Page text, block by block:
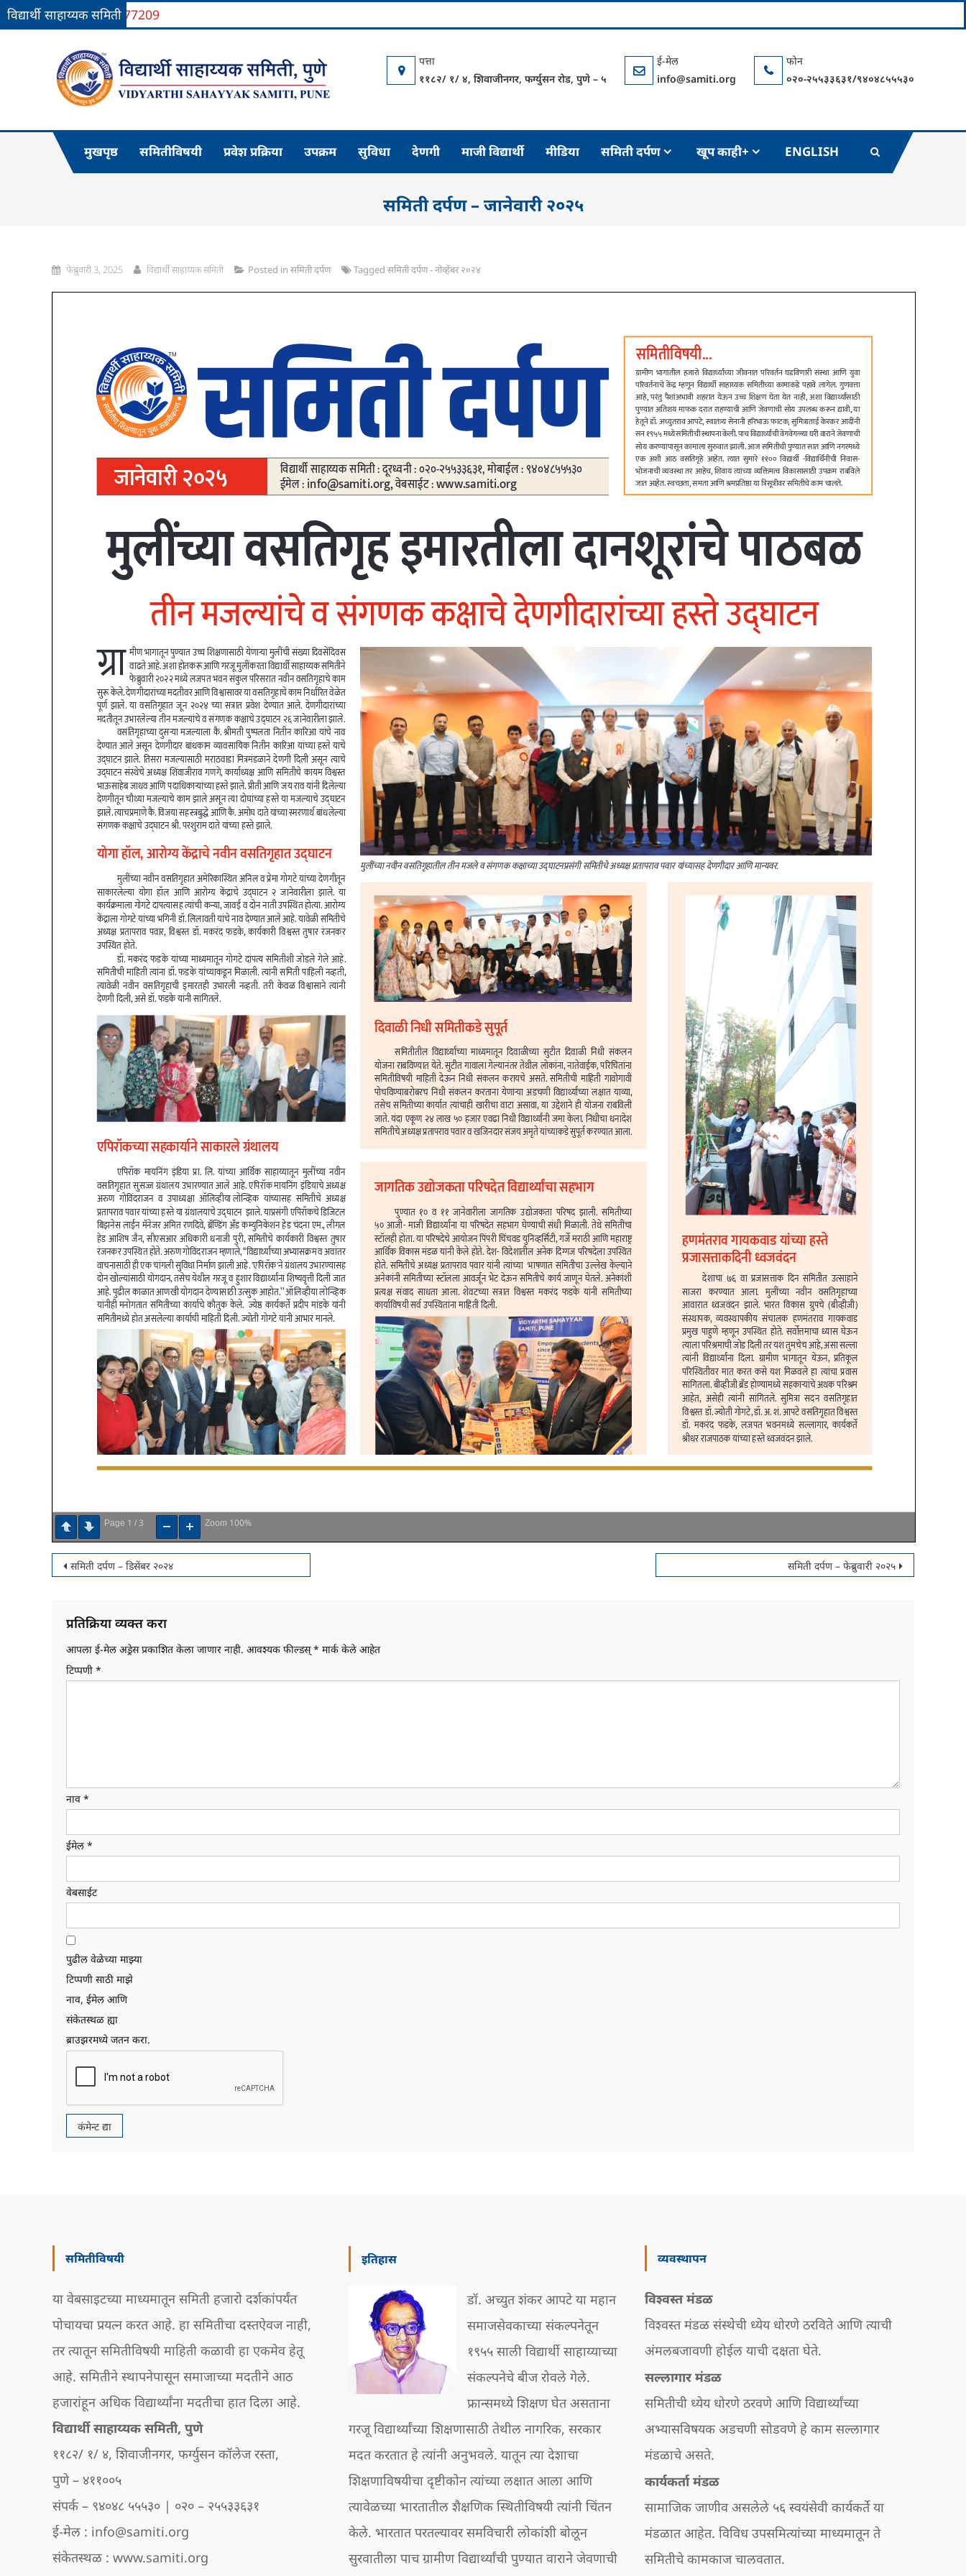
विद्यार्थी साहाय्यक समिती
चौकशी: 9730777209
विद्यार्थी साहाय्यक समिती
युवा परिवर्तनाचे केंद्र
११८२/ १/ ४, शिवाजीनगर, फर्ग्युसन रोड, पुणे – ५
info@samiti.org ०२०-२५५३३६३१/९४०४८५५५३०
मुखपृष्ठ समितीविषयी प्रवेश प्रक्रिया उपक्रम सुविधा देणगी माजी विद्यार्थी मीडिया समिती दर्पण खूप काही+ ENGLISH
समिती दर्पण – जानेवारी २०२५
फेब्रुवारी 3, 2025 विद्यार्थी साहाय्यक समिती Posted in समिती दर्पण Tagged समिती दर्पण - नोव्हेंबर २०२४
Page 1 / 3 Zoom 100%
पोस्टचे
समिती दर्पण – डिसेंबर २०२४ समिती दर्पण – फेब्रुवारी २०२५
प्रतिक्रिया व्यक्त करा
आपला ई-मेल अड्रेस प्रकाशित केला जाणार नाही. आवश्यक फील्डस्* मार्क केले आहेत
टिप्पणी *
नाव *
ईमेल *
वेबसाईट
पुढील वेळेच्या माझ्या
टिप्पणी साठी माझे
नाव, ईमेल आणि
संकेतस्थळ ह्या
ब्राउझरमध्ये जतन करा.
समितीविषयी
या वेबसाइटच्या माध्यमातून समिती हजारो दर्शकांपर्यंत
पोचायचा प्रयत्न करत आहे. हा समितीचा दस्तऐवज नाही,
तर त्यातून समितीविषयी माहिती कळावी हा एकमेव हेतू
आहे. समितीने स्थापनेपासून समाजाच्या मदतीने आठ
हजारांहून अधिक विद्यार्थ्यांना मदतीचा हात दिला आहे.
विद्यार्थी साहाय्यक समिती, पुणे
११८२/ १/ ४, शिवाजीनगर, फर्ग्युसन कॉलेज रस्ता,
पुणे – ४११००५
संपर्क – ९४०४८ ५५५३० | ०२० – २५५३३६३१
ई-मेल : info@samiti.org
संकेतस्थळ : www.samiti.org
इतिहास
डॉ. अच्युत शंकर आपटे या महान
समाजसेवकाच्या संकल्पनेतून
१९५५ साली विद्यार्थी साहाय्याच्या
संकल्पनेचे बीज रोवले गेले.
फ्रान्समध्ये शिक्षण घेत असताना
गरजू विद्यार्थ्यांच्या शिक्षणासाठी तेथील नागरिक, सरकार
मदत करतात हे त्यांनी अनुभवले. यातून त्या देशाचा
शिक्षणाविषयीचा दृष्टीकोन त्यांच्या लक्षात आला आणि
त्यावेळच्या भारतातील शैक्षणिक स्थितीविषयी त्यांनी चिंतन
केले. भारतात परतल्यावर समविचारी लोकांशी बोलून
सुरवातीला पाच ग्रामीण विद्यार्थ्यांची पुण्यात वाराने जेवणाची
व्यवस्थापन
विश्वस्त मंडळ
विश्वस्त मंडळ संस्थेची ध्येय धोरणे ठरविते आणि त्याची
अंमलबजावणी होईल याची दक्षता घेते.
सल्लागार मंडळ
समितीची ध्येय धोरणे ठरवणे आणि विद्यार्थ्यांच्या
अभ्यासविषयक अडचणी सोडवणे हे काम सल्लागार
मंडळाचे असते.
कार्यकर्ता मंडळ
सामाजिक जाणीव असलेले ५६ स्वयंसेवी कार्यकर्ते या
मंडळात आहेत. विविध उपसमित्यांच्या माध्यमातून ते
समितीचे कामकाज चालवतात.